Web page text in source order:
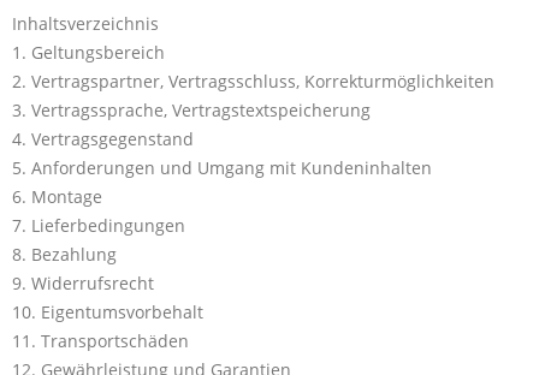
Inhaltsverzeichnis
1. Geltungsbereich
2. Vertragspartner, Vertragsschluss, Korrekturmöglichkeiten
3. Vertragssprache, Vertragstextspeicherung
4. Vertragsgegenstand
5. Anforderungen und Umgang mit Kundeninhalten
6. Montage
7. Lieferbedingungen
8. Bezahlung
9. Widerrufsrecht
10. Eigentumsvorbehalt
11. Transportschäden
12. Gewährleistung und Garantien